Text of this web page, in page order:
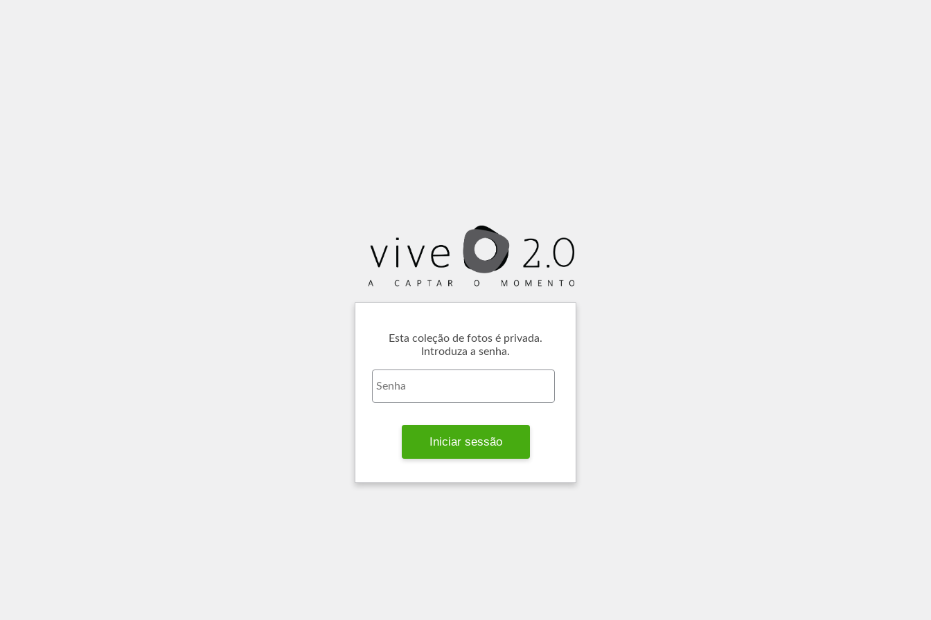
Esta coleção de fotos é privada.
Introduza a senha.
Iniciar sessão